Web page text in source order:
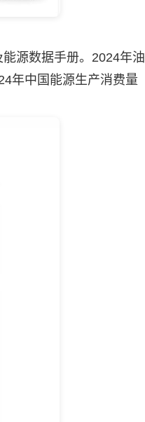
源数据手册。2024年
年中国能源生产消费量